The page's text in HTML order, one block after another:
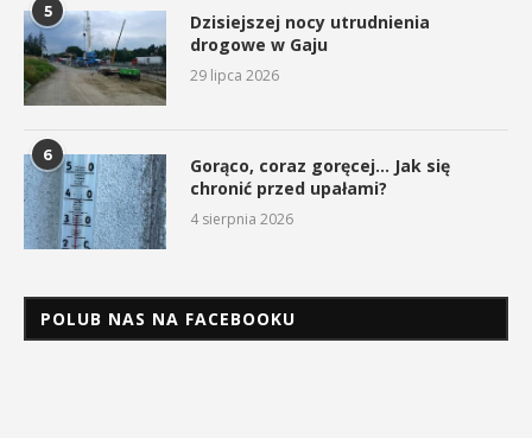
5
Dzisiejszej nocy utrudnienia
drogowe w Gaju
29 lipca 2026
6
Gorąco, coraz goręcej… Jak się
chronić przed upałami?
4 sierpnia 2026
POLUB NAS NA FACEBOOKU